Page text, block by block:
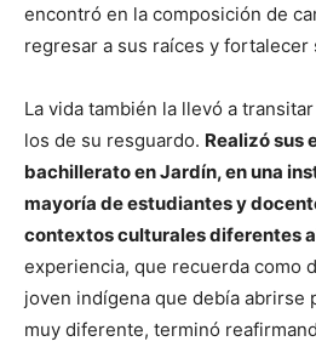
encontró en la composición de
regresar a sus raíces y fortalecer
La vida también la llevó a
los de su resguardo. Realizó sus
bachillerato en Jardín, en una
mayoría de estudiantes y
contextos culturales diferentes
experiencia, que recuerda como
joven indígena que debía abrirse
muy diferente, terminó